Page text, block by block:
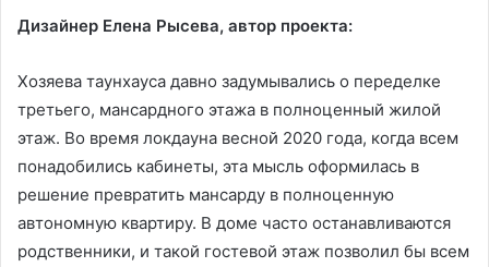
Дизайнер Елена Рысева, автор проекта:
Хозяева таунхауса давно задумывались о переделке
третьего, мансардного этажа в полноценный жилой
этаж. Во время локдауна весной 2020 года, когда всем
понадобились кабинеты, эта мысль оформилась в
решение превратить мансарду в полноценную
автономную квартиру. В доме часто останавливаются
родственники, и такой гостевой этаж позволил бы всем